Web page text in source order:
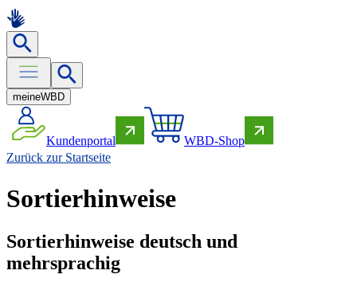
meineWBD
Kundenportal
WBD-Shop
Zurück zur Startseite
Sortierhinweise
Sortierhinweise deutsch und
mehrsprachig